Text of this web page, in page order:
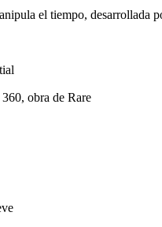
el tiempo, desarrollada
obra de Rare